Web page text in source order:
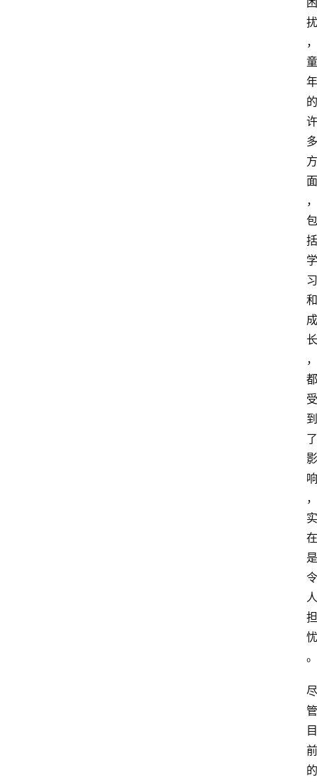
扰
，
童
年
的
许
多
方
面
，
包
括
学
习
和
成
长
，
都
受
到
了
影
响
，
实
在
是
令
人
担
忧
。
尽
管
目
前
的